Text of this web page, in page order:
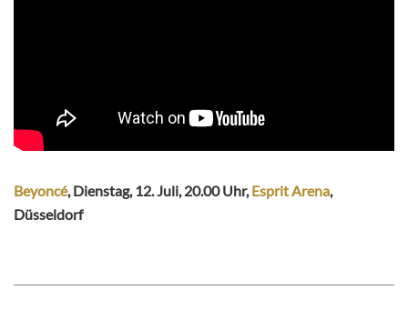
Beyoncé, Dienstag, 12. Juli, 20.00 Uhr, Esprit Arena,
Düsseldorf